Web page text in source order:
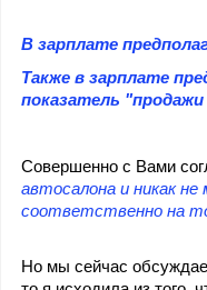
В зарплате
Также в зарплате
показатель
Совершенно с Вами
автосалона и никак
соответственно на
Но мы сейчас